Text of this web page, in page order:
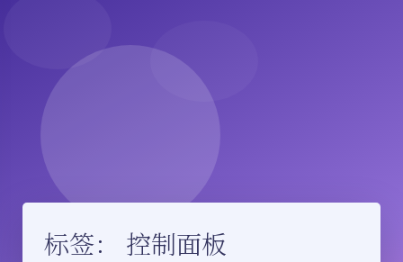
标签： 控制面板